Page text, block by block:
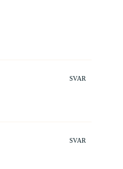
SVAR
SVAR